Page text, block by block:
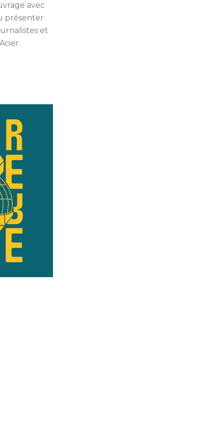
avec
présenter
et